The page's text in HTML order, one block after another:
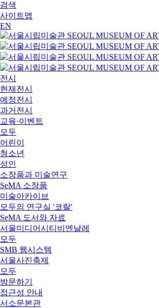
검색
사이트맵
EN
전시
현재전시
예정전시
과거전시
교육·이벤트
모두
어린이
청소년
성인
소장품과 미술연구
SeMA 소장품
미술아카이브
모두의 연구실 '코랄'
SeMA 도서와 자료
서울미디어시티비엔날레
모두
SMB 웹시스템
서울사진축제
모두
방문하기
접근성 안내
서소문본관